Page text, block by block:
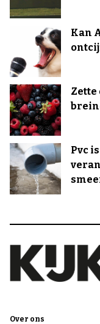
Kan
Zette
Pvc
Over ons